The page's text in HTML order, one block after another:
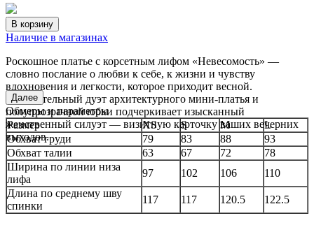
В корзину
Наличие в магазинах
Роскошное платье с корсетным лифом «Невесомость» —
словно послание о любви к себе, к жизни и чувству
вдохновения и легкости, которое приходит весной.
Выразительный дуэт архитектурного мини-платья и
полупрозрачной юбки подчеркивает изысканный
женственный силуэт — визитную карточку ваших вечерних
выходов.
Далее
Обмеры и параметры
Размер
XS S M
L
Обхват груди
79 83 88
93
Обхват талии
63 67 72
78
Ширина по линии низа
лифа
97 102 106
110
Длина по среднему шву
спинки
117 117 120.5 122.5